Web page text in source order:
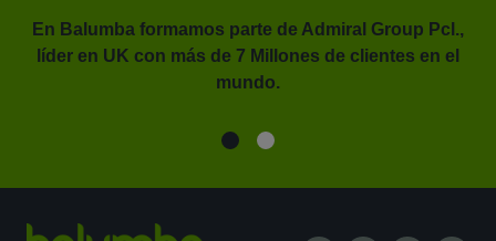
En Balumba formamos parte de Admiral Group Pcl.,
líder en UK con más de 7 Millones de clientes en el
mundo.